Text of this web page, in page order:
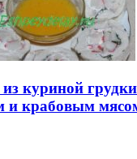
из куриной
и крабовым